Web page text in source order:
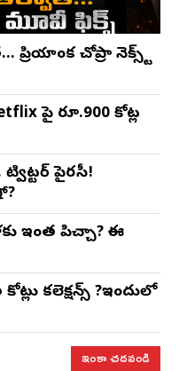
చోప్రా నెక్స్ట్
పై రూ.900 కోట్ల
పైరసీ!
ఇంత పిచ్చా? ఈ
కలెక్షన్స్ ?ఇందులో
ఇంకా చదవండి